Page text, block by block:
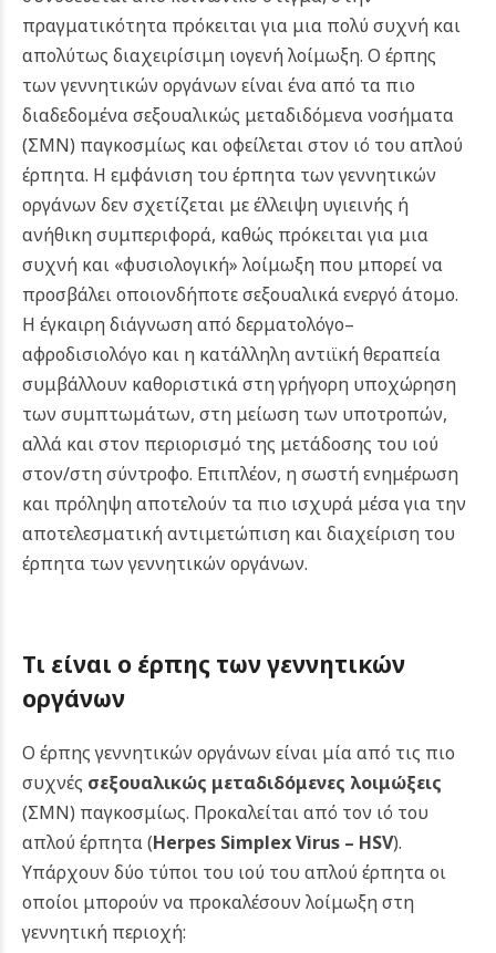
πραγματικότητα πρόκειται για μια πολύ συχνή και
απολύτως διαχειρίσιμη ιογενή λοίμωξη. Ο έρπης
των γεννητικών οργάνων είναι ένα από τα πιο
διαδεδομένα σεξουαλικώς μεταδιδόμενα νοσήματα
(ΣΜΝ) παγκοσμίως και οφείλεται στον ιό του απλού
έρπητα. Η εμφάνιση του έρπητα των γεννητικών
οργάνων δεν σχετίζεται με έλλειψη υγιεινής ή
ανήθικη συμπεριφορά, καθώς πρόκειται για μια
συχνή και «φυσιολογική» λοίμωξη που μπορεί να
προσβάλει οποιονδήποτε σεξουαλικά ενεργό άτομο.
Η έγκαιρη διάγνωση από δερματολόγο–
αφροδισιολόγο και η κατάλληλη αντιϊκή θεραπεία
συμβάλλουν καθοριστικά στη γρήγορη υποχώρηση
των συμπτωμάτων, στη μείωση των υποτροπών,
αλλά και στον περιορισμό της μετάδοσης του ιού
στον/στη σύντροφο. Επιπλέον, η σωστή ενημέρωση
και πρόληψη αποτελούν τα πιο ισχυρά μέσα για την
αποτελεσματική αντιμετώπιση και διαχείριση του
έρπητα των γεννητικών οργάνων.
Τι είναι ο έρπης των γεννητικών
οργάνων
Ο έρπης γεννητικών οργάνων είναι μία από τις πιο
συχνές σεξουαλικώς μεταδιδόμενες λοιμώξεις
(ΣΜΝ) παγκοσμίως. Προκαλείται από τον ιό του
απλού έρπητα (Herpes Simplex Virus – HSV).
Υπάρχουν δύο τύποι του ιού του απλού έρπητα οι
οποίοι μπορούν να προκαλέσουν λοίμωξη στη
γεννητική περιοχή: